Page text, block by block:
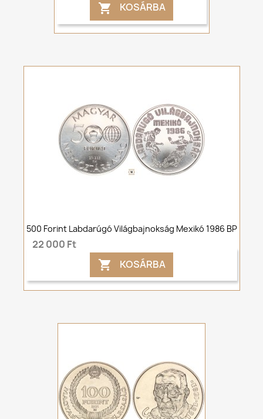
 KOSÁRBA
500 Forint Labdarúgó Világbajnokság Mexikó 1986 BP
22 000 Ft
 KOSÁRBA